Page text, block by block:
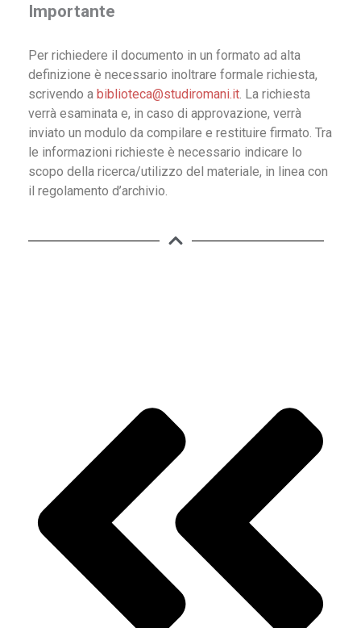
Importante
Per richiedere il documento in un formato ad alta
definizione è necessario inoltrare formale richiesta,
scrivendo a biblioteca@studiromani.it. La richiesta
verrà esaminata e, in caso di approvazione, verrà
inviato un modulo da compilare e restituire firmato. Tra
le informazioni richieste è necessario indicare lo
scopo della ricerca/utilizzo del materiale, in linea con
il regolamento d’archivio.